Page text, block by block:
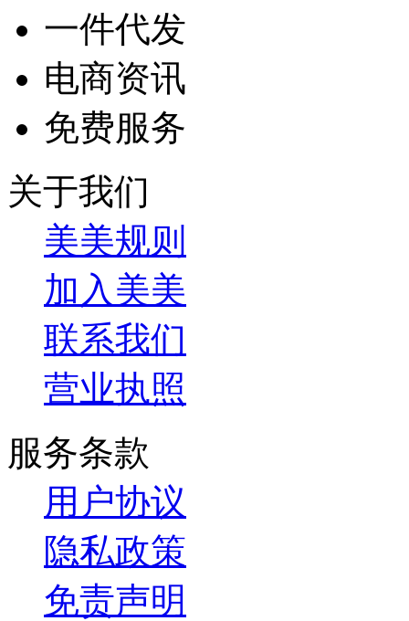
一件代发
电商资讯
免费服务
关于我们
美美规则
加入美美
联系我们
营业执照
服务条款
用户协议
隐私政策
免责声明